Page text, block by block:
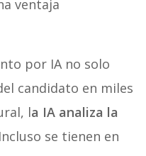
ventaja
por IA no solo
candidato en miles
la IA analiza la
se tienen en